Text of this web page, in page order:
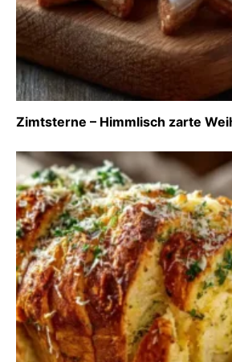
Zimtsterne – Himmlisch zarte